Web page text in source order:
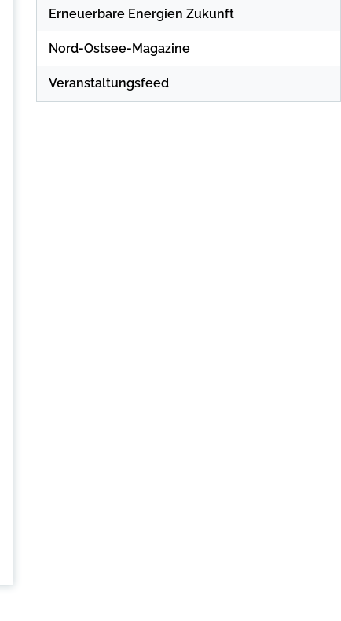
Erneuerbare Energien Zukunft
Nord-Ostsee-Magazine
Veranstaltungsfeed